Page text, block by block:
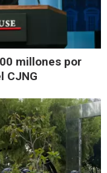
millones por
CJNG